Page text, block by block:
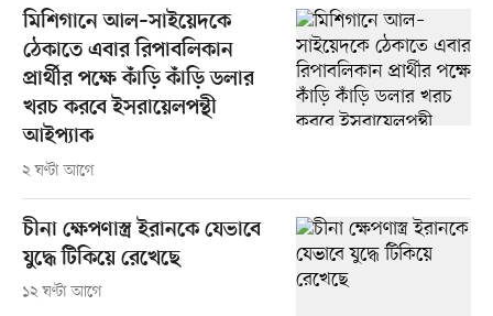
মিশিগানে আল–সাইয়েদকে
ঠেকাতে এবার রিপাবলিকান
প্রার্থীর পক্ষে কাঁড়ি কাঁড়ি ডলার
খরচ করবে ইসরায়েলপন্থী
আইপ্যাক
২ ঘণ্টা আগে
চীনা ক্ষেপণাস্ত্র ইরানকে যেভাবে
যুদ্ধে টিকিয়ে রেখেছে
১২ ঘণ্টা আগে